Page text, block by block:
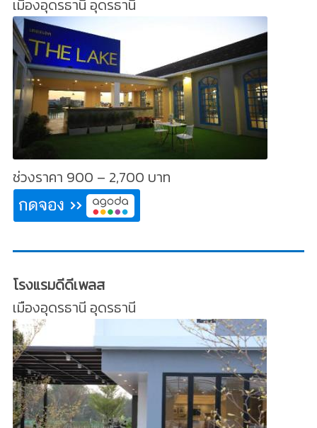
เมืองอุดรธานี อุดรธานี
ช่วงราคา 900 – 2,700 บาท
โรงแรมดีดีเพลส
เมืองอุดรธานี อุดรธานี